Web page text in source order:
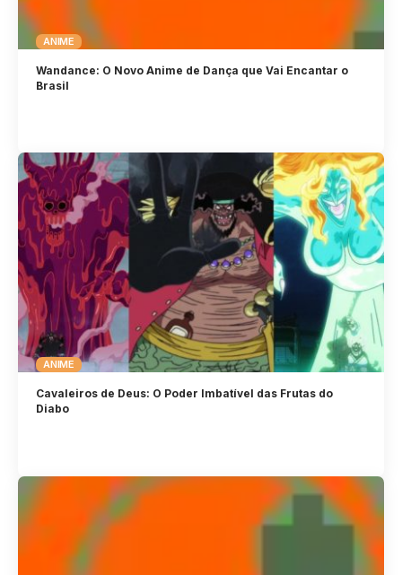
ANIME
Wandance: O Novo Anime de Dança que Vai Encantar o
Brasil
ANIME
Cavaleiros de Deus: O Poder Imbatível das Frutas do
Diabo